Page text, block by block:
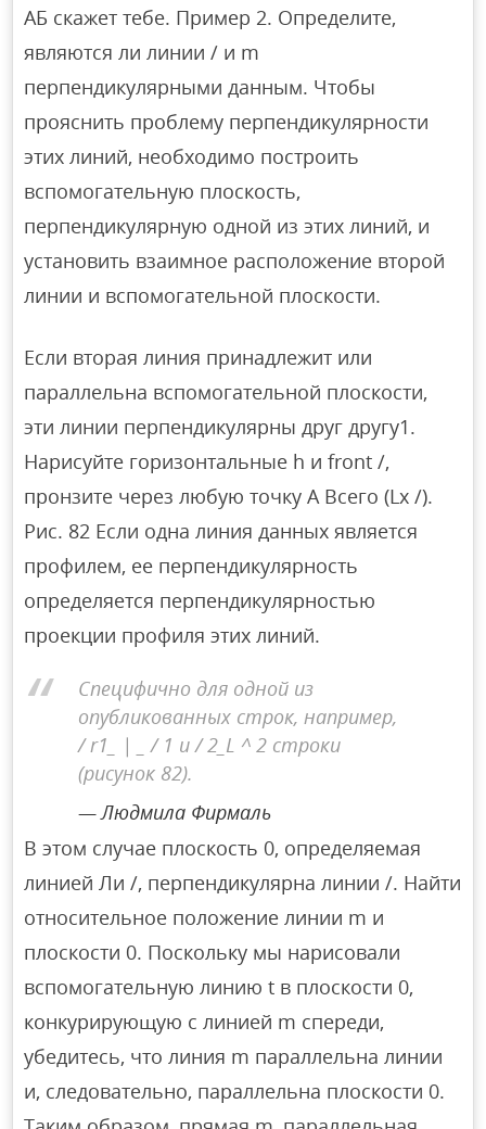
АБ скажет тебе. Пример 2. Определите,
являются ли линии / и m
перпендикулярными данным. Чтобы
прояснить проблему перпендикулярности
этих линий, необходимо построить
вспомогательную плоскость,
перпендикулярную одной из этих линий, и
установить взаимное расположение второй
линии и вспомогательной плоскости.
Если вторая линия принадлежит или
параллельна вспомогательной плоскости,
эти линии перпендикулярны друг другу1.
Нарисуйте горизонтальные h и front /,
пронзите через любую точку A Всего (Lx /).
Рис. 82 Если одна линия данных является
профилем, ее перпендикулярность
определяется перпендикулярностью
проекции профиля этих линий.
Специфично для одной из
опубликованных строк, например,
/ r1_ | _ / 1 и / 2_L ^ 2 строки
(рисунок 82).
Людмила Фирмаль
В этом случае плоскость 0, определяемая
линией Ли /, перпендикулярна линии /. Найти
относительное положение линии m и
плоскости 0. Поскольку мы нарисовали
вспомогательную линию t в плоскости 0,
конкурирующую с линией m спереди,
убедитесь, что линия m параллельна линии
и, следовательно, параллельна плоскости 0.